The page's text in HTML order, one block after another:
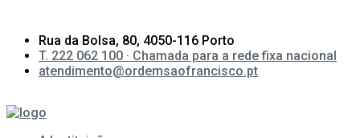
Rua da Bolsa, 80, 4050-116 Porto
T. 222 062 100 · Chamada para a rede fixa nacional
atendimento@ordemsaofrancisco.pt